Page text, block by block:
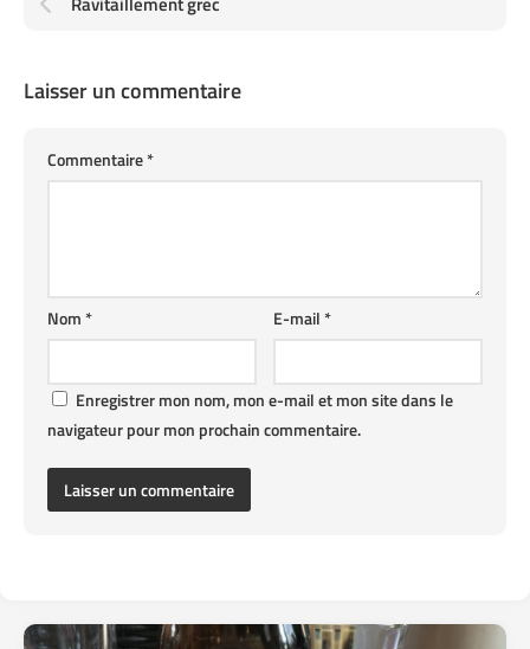
Laisser un commentaire
Commentaire*
E-mail*
Nom*
Enregistrer mon nom, mon e-mail et mon site dans le
navigateur pour mon prochain commentaire.